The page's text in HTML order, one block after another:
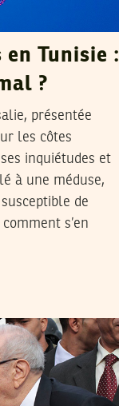
Tunisie :
?
présentée
les côtes
inquiétudes et
à une méduse,
de
s’en